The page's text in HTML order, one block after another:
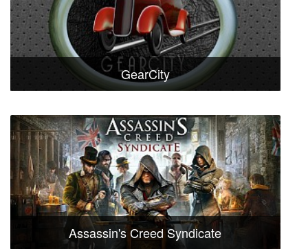
GearCity
Assassin's Creed Syndicate